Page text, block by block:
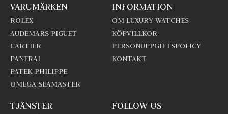
VARUMÄRKEN
ROLEX
AUDEMARS PIGUET
CARTIER
PANERAI
PATEK PHILIPPE
OMEGA SEAMASTER
INFORMATION
OM LUXURY WATCHES
KÖPVILLKOR
PERSONUPPGIFTSPOLICY
KONTAKT
TJÄNSTER FOLLOW US